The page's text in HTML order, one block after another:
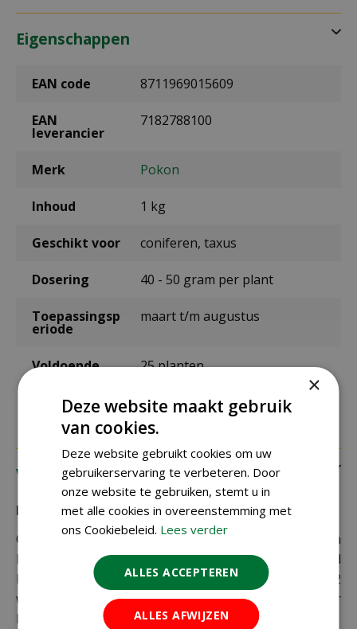
Eigenschappen
EAN code 8711969015609
EAN
leverancier
7182788100
Merk Pokon
Inhoud 1 kg
Geschikt voor coniferen, taxus
Dosering 40 - 50 gram per plant
Toepassingsp
eriode
maart t/m augustus
Voldoende 25 planten
Verzending
Bezorging:
Om uw bestelling goed en veilig bij u thuis te laten
bezorgen maken wij gebruik van PostNL. De levertijd
bedraagt doorgaans tussen de 1 en 2
werkdagen. Deze bezorgtijd geldt zowel voor
Nederland als België.
×
Deze website maakt gebruik
van cookies.
Deze website gebruikt cookies om uw
gebruikerservaring te verbeteren. Door
onze website te gebruiken, stemt u in
met alle cookies in overeenstemming met
ons Cookiebeleid. Lees verder
ALLES ACCEPTEREN
ALLES AFWIJZEN